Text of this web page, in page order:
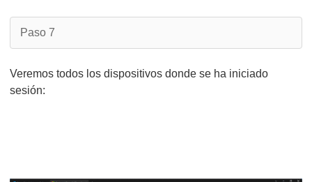
Paso 7
Veremos todos los dispositivos donde se ha iniciado
sesión: